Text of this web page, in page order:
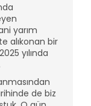
yarım
alıkonan bir
yılında
de biz